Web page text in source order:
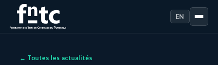
EN
← Toutes les actualités